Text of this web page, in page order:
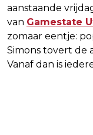
aanstaande
van Gamestate
zomaar eentje:
Simons tovert de
Vanaf dan is